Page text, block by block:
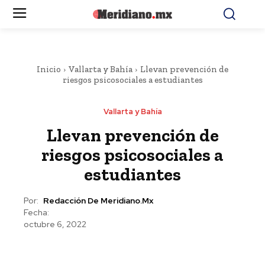
Inicio Vallarta y Bahía
Llevan prevención de
riesgos psicosociales a estudiantes
Vallarta y Bahía
Llevan prevención de
riesgos psicosociales a
estudiantes
Por: Redacción De Meridiano.mx
Fecha:
octubre 6, 2022